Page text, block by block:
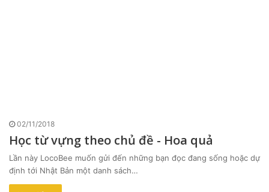
02/11/2018
Học từ vựng theo chủ đề - Hoa quả
Lần này LocoBee muốn gửi đến những bạn đọc đang sống hoặc dự
định tới Nhật Bản một danh sách…